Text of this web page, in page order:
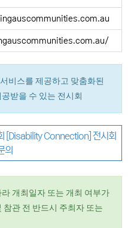
비스를 제공하고 맞춤화된
받을 수 있는 전시회
[Disability Connection] 전시회
의
개최일자 또는 개최 여부가
관 전 반드시 주최자 또는